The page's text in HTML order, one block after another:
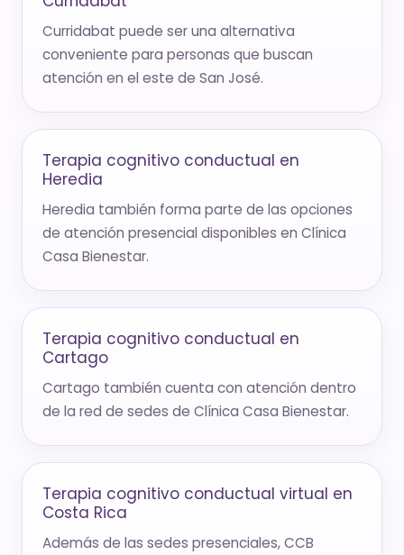
Curridabat puede ser una alternativa
conveniente para personas que buscan
atención en el este de San José.
Terapia cognitivo conductual en
Heredia
Heredia también forma parte de las opciones
de atención presencial disponibles en Clínica
Casa Bienestar.
Terapia cognitivo conductual en
Cartago
Cartago también cuenta con atención dentro
de la red de sedes de Clínica Casa Bienestar.
Terapia cognitivo conductual virtual en
Costa Rica
Además de las sedes presenciales, CCB